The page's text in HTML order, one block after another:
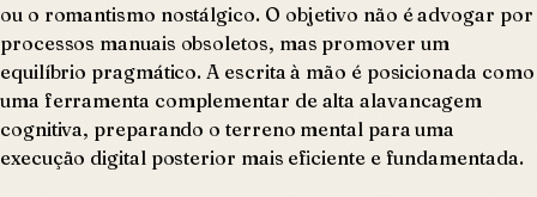
ou o romantismo nostálgico. O objetivo não é advogar por
processos manuais obsoletos, mas promover um
equilíbrio pragmático. A escrita à mão é posicionada como
uma ferramenta complementar de alta alavancagem
cognitiva, preparando o terreno mental para uma
execução digital posterior mais eficiente e fundamentada.